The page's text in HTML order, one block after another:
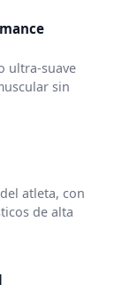
ultra-suave
sin
atleta, con
de alta